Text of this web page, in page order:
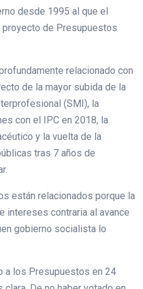
desde 1995 al que el
proyecto de Presupuestos
relacionado con
de la mayor subida de la
(SMI), la
con el IPC en 2018, la
y la vuelta de la
tras 7 años de
están relacionados porque la
intereses contraria al avance
gobierno socialista lo
a los Presupuestos en 24